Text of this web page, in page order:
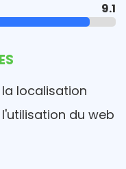
9.1
localisation
du web